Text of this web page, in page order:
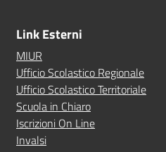
Link Esterni
MIUR
Ufficio Scolastico Regionale
Ufficio Scolastico Territoriale
Scuola in Chiaro
Iscrizioni On Line
Invalsi